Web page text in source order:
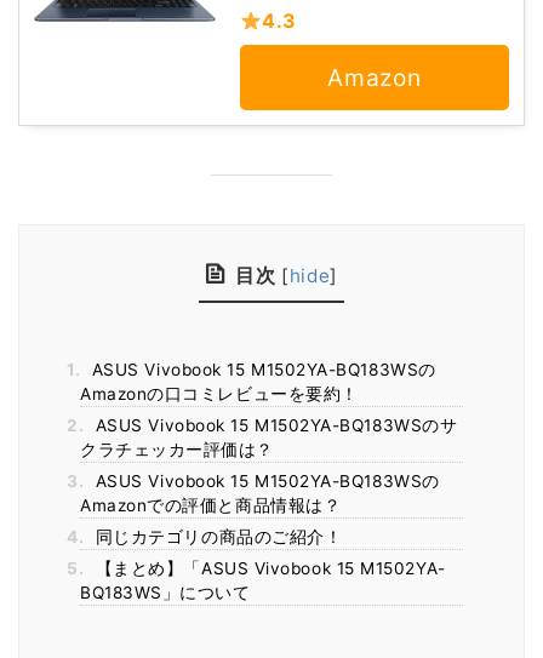
4.3
Amazon
目次 [hide]
1.
ASUS Vivobook 15 M1502YA-BQ183WSの
Amazonの口コミレビューを要約！
2.
ASUS Vivobook 15 M1502YA-BQ183WSのサ
クラチェッカー評価は？
3.
ASUS Vivobook 15 M1502YA-BQ183WSの
Amazonでの評価と商品情報は？
4.
同じカテゴリの商品のご紹介！
5.
【まとめ】「ASUS Vivobook 15 M1502YA-
BQ183WS」について